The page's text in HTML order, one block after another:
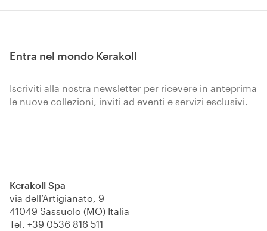
flessibilità e aspetto finale
Entra nel mondo Kerakoll
Iscriviti alla nostra newsletter per ricevere in anteprima
le nuove collezioni, inviti ad eventi e servizi esclusivi.
Kerakoll Spa
via dell’Artigianato, 9
41049 Sassuolo (MO) Italia
Tel. +39 0536 816 511